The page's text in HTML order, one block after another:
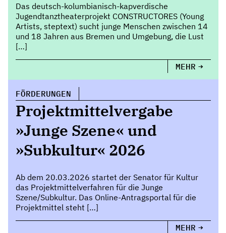
Das deutsch-kolumbianisch-kapverdische
Jugendtanztheaterprojekt CONSTRUCTORES (Young
Artists, steptext) sucht junge Menschen zwischen 14
und 18 Jahren aus Bremen und Umgebung, die Lust
[…]
MEHR
FÖRDERUNGEN
Projektmittelvergabe
»Junge Szene« und
»Subkultur« 2026
Ab dem 20.03.2026 startet der Senator für Kultur
das Projektmittelverfahren für die Junge
Szene/Subkultur. Das Online-Antragsportal für die
Projektmittel steht […]
MEHR